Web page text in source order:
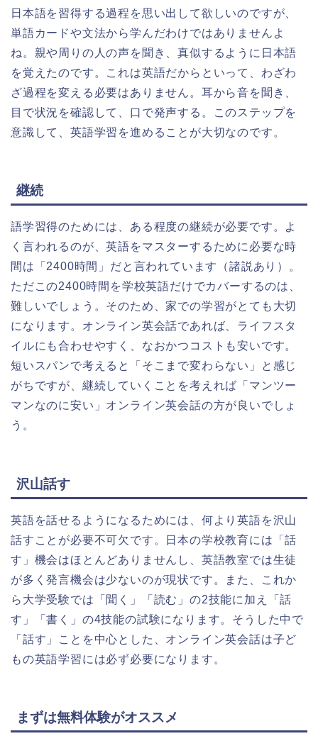
日本語を習得する過程を思い出して欲しいのですが、
単語カードや文法から学んだわけではありませんよ
ね。親や周りの人の声を聞き、真似するように日本語
を覚えたのです。これは英語だからといって、わざわ
ざ過程を変える必要はありません。耳から音を聞き、
目で状況を確認して、口で発声する。このステップを
意識して、英語学習を進めることが大切なのです。
継続
語学習得のためには、ある程度の継続が必要です。よ
く言われるのが、英語をマスターするために必要な時
間は「2400時間」だと言われています（諸説あり）。
ただこの2400時間を学校英語だけでカバーするのは、
難しいでしょう。そのため、家での学習がとても大切
になります。オンライン英会話であれば、ライフスタ
イルにも合わせやすく、なおかつコストも安いです。
短いスパンで考えると「そこまで変わらない」と感じ
がちですが、継続していくことを考えれば「マンツー
マンなのに安い」オンライン英会話の方が良いでしょ
う。
沢山話す
英語を話せるようになるためには、何より英語を沢山
話すことが必要不可欠です。日本の学校教育には「話
す」機会はほとんどありませんし、英語教室では生徒
が多く発言機会は少ないのが現状です。また、これか
ら大学受験では「聞く」「読む」の2技能に加え「話
す」「書く」の4技能の試験になります。そうした中で
「話す」ことを中心とした、オンライン英会話は子ど
もの英語学習には必ず必要になります。
まずは無料体験がオススメ